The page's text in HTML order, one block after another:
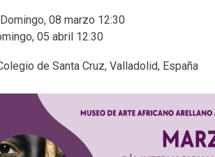
08 marzo 12:30
05 abril 12:30
de Santa Cruz, Valladolid, España